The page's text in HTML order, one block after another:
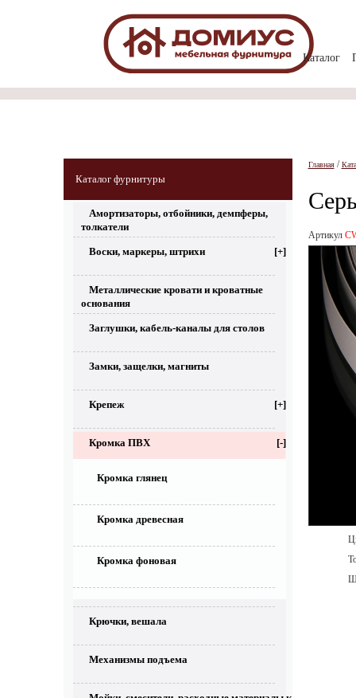
Каталог
Каталог фурнитуры
Амортизаторы, отбойники, демпферы,
толкатели
Воски, маркеры, штрихи [+]
Металлические кровати и кроватные
основания
Заглушки, кабель-каналы для столов
Замки, защелки, магниты
Крепеж [+]
Кромка ПВХ [-]
Кромка глянец
Кромка древесная
Кромка фоновая
Крючки, вешала
Механизмы подъема
Главная/
Артикул